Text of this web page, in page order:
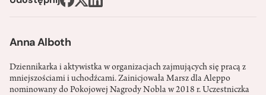
Anna Alboth
Dziennikarka i aktywistka w organizacjach zajmujących się pracą z
mniejszościami i uchodźcami. Zainicjowała Marsz dla Aleppo
nominowany do Pokojowej Nagrody Nobla w 2018 r. Uczestniczka